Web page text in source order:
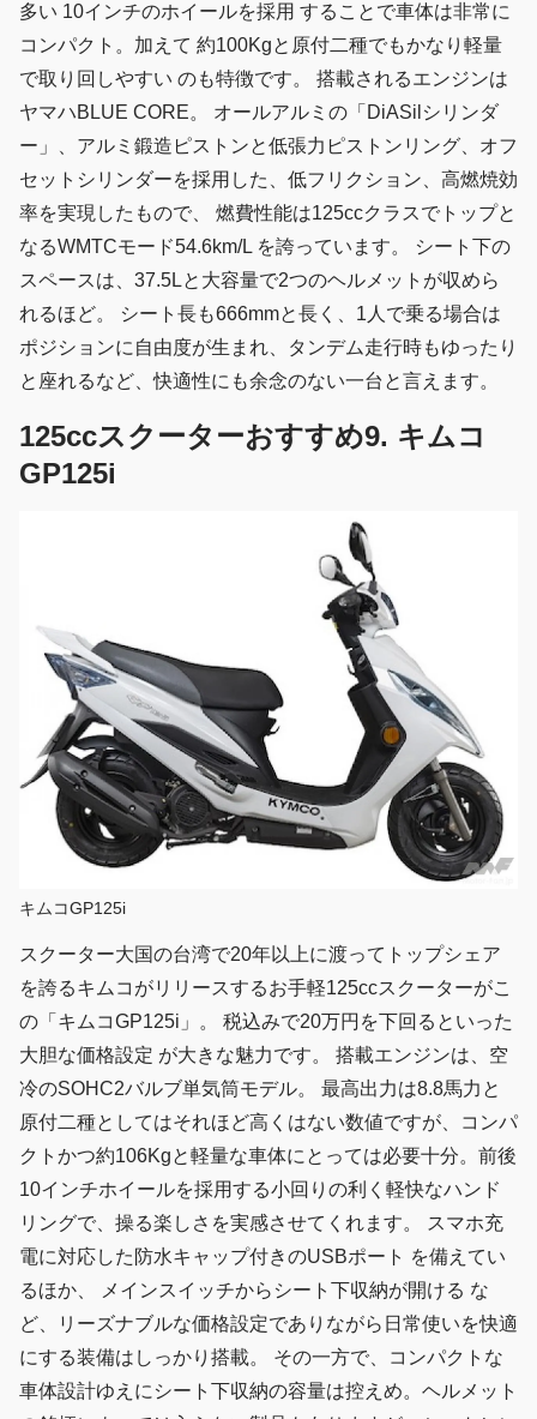
多い 10インチのホイールを採用 することで車体は非常に
コンパクト。加えて 約100Kgと原付二種でもかなり軽量
で取り回しやすい のも特徴です。 搭載されるエンジンは
ヤマハBLUE CORE。 オールアルミの「DiASilシリンダ
ー」、アルミ鍛造ピストンと低張力ピストンリング、オフ
セットシリンダーを採用した、低フリクション、高燃焼効
率を実現したもので、 燃費性能は125ccクラスでトップと
なるWMTCモード54.6km/L を誇っています。 シート下の
スペースは、37.5Lと大容量で2つのヘルメットが収めら
れるほど。 シート長も666mmと長く、1人で乗る場合は
ポジションに自由度が生まれ、タンデム走行時もゆったり
と座れるなど、快適性にも余念のない一台と言えます。
125ccスクーターおすすめ9. キムコ
GP125i
キムコGP125i
スクーター大国の台湾で20年以上に渡ってトップシェア
を誇るキムコがリリースするお手軽125ccスクーターがこ
の「キムコGP125i」。 税込みで20万円を下回るといった
大胆な価格設定 が大きな魅力です。 搭載エンジンは、空
冷のSOHC2バルブ単気筒モデル。 最高出力は8.8馬力と
原付二種としてはそれほど高くはない数値ですが、コンパ
クトかつ約106Kgと軽量な車体にとっては必要十分。前後
10インチホイールを採用する小回りの利く軽快なハンド
リングで、操る楽しさを実感させてくれます。 スマホ充
電に対応した防水キャップ付きのUSBポート を備えてい
るほか、 メインスイッチからシート下収納が開ける な
ど、リーズナブルな価格設定でありながら日常使いを快適
にする装備はしっかり搭載。 その一方で、コンパクトな
車体設計ゆえにシート下収納の容量は控えめ。ヘルメット